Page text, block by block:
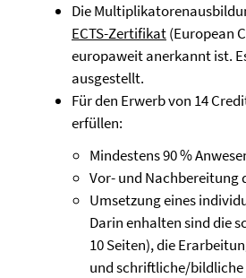
Die
ECTS-Zertifikat(European
europaweit anerkannt ist.
ausgestellt.
Für den Erwerb von 14
erfüllen:
Mindestens 90 %
Vor- und
Umsetzung eines
Darin enhalten sind die
10 Seiten), die
und schriftliche/bildliche